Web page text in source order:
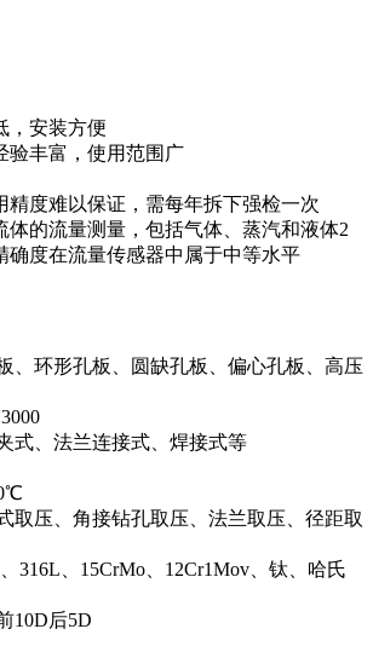
，安装方便
验丰富，使用范围广
精度难以保证，需每年拆下强检一次
体的流量测量，包括气体、蒸汽和液体2
确度在流量传感器中属于中等水平
、环形孔板、圆缺孔板、偏心孔板、高压
式、法兰连接式、焊接式等
取压、角接钻孔取压、法兰取压、径距取
316L、15CrMo、12Cr1Mov、钛、哈氏
10D后5D